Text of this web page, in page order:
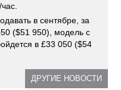
в сентябре, за
($51 950), модель с
в £33 050 ($54
ДРУГИЕ НОВОСТИ